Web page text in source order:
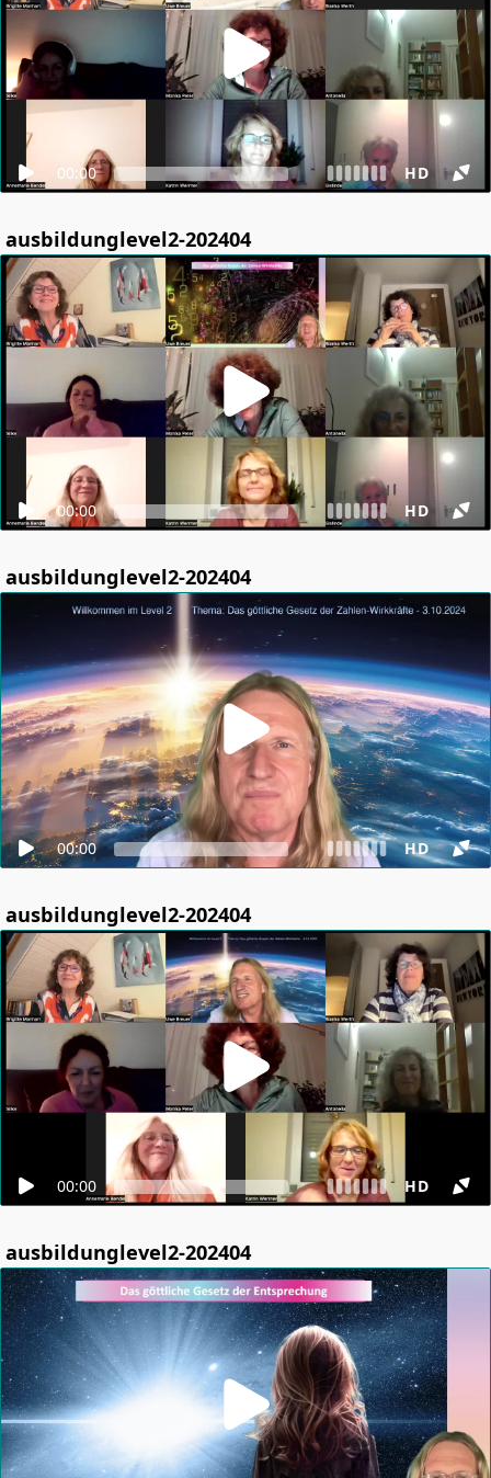
00:00 HD
ausbildunglevel2-202404
00:00 HD
ausbildunglevel2-202404
00:00 HD
ausbildunglevel2-202404
00:00 HD
ausbildunglevel2-202404